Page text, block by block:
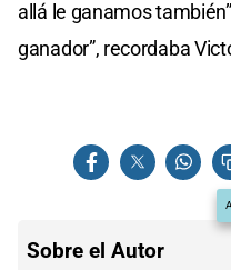
allá le ganamos
ganador”, recordaba
Sobre el Autor